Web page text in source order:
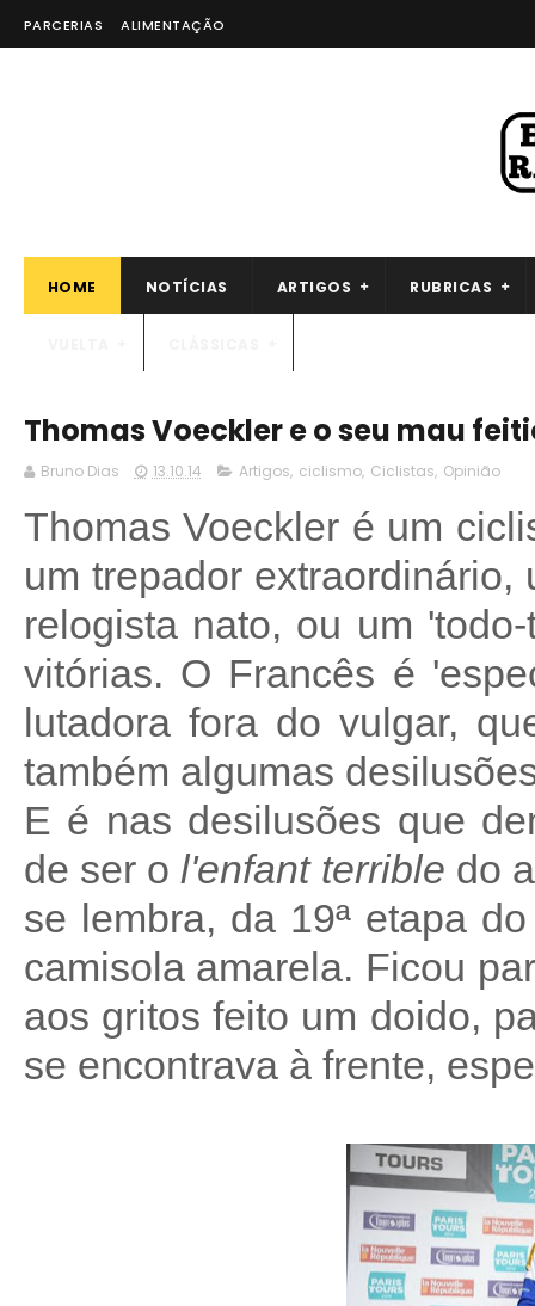
PARCERIAS ALIMENTAÇÃO
HOME NOTÍCIAS ARTIGOS RUBRICAS
Thomas Voeckler e o seu mau
Bruno Dias 13.10.14 Artigos, ciclismo, Ciclistas, Opinião
Thomas Voeckler é um
um trepador extraordinário,
relogista nato, ou um
vitórias. O Francês é
lutadora fora do vulgar,
também algumas
E é nas desilusões que
de ser ol'enfant terrible do
se lembra, da 19ª etapa
camisola amarela. Ficou
aos gritos feito um doido,
se encontrava à frente,